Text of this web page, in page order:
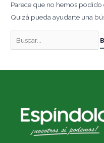
Parece que no hemos podido
Quizá pueda ayudarte una